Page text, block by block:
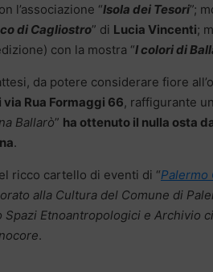
l’associazione “Isola dei Tesori”;
di Cagliostro” di Lucia Vincenti;
con la mostra “I colori di
da potere considerare fiore
Rua Formaggi 66, raffigurante
Ballarò” ha ottenuto il nulla osta
.
ricco cartello di eventi di “Palermo
alla Cultura del Comune di
Etnoantropologici e Archivio
.